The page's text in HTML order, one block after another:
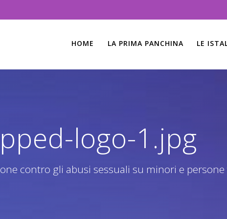
HOME LA PRIMA PANCHINA LE
logo-1.jpg
contro gli abusi sessuali su minori e